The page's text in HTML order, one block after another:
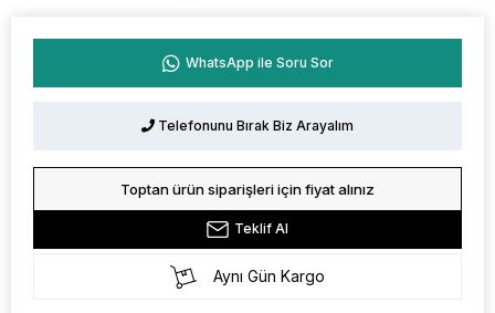
WhatsApp ile Soru Sor
Telefonunu Bırak Biz Arayalım
Toptan ürün siparişleri için fiyat alınız
Teklif Al
Aynı Gün Kargo